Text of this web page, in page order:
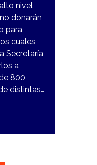
nivel
donarán
para
cuales
Secretaría
a
800
distintas…